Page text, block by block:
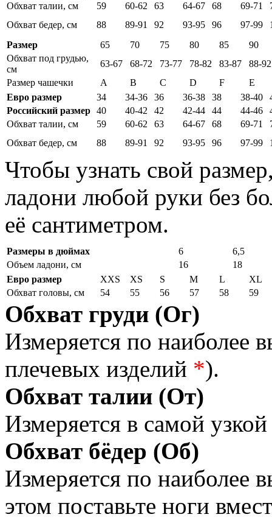
Обхват талии, см
59 60-62 63 64-67 68 69-71
Обхват бедер, см
88 89-91 92 93-95 96 97-99
Размер
65 70 75 80 85
90
Обхват под грудью,
см
63-67 68-72 73-77 78-82 83-87
88-92
Размер чашечки
A B C D F
E
Евро размер
34 34-36 36 36-38 38 38-40
Российский размер 40 40-42 42 42-44 44 44-46
Обхват талии, см
59 60-62 63 64-67 68 69-71
Обхват бедер, см
88 89-91 92 93-95 96 97-99
Чтобы узнать свой
ладони любой руки без
её сантиметром.
Размеры в дюймах 6
6,5
Объем ладони, см
16
18
Евро размер
XXS XS S M L
XL
Обхват головы, см
54 55 56 57 58 59
Обхват груди (Ог)
Измеряется по наиболее
плечевых изделий *).
Обхват талии (От)
Измеряется в самой
Обхват бёдер (Об)
Измеряется по наиболее
этом поставьте ноги